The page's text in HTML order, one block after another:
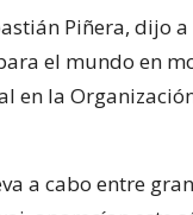
Piñera, dijo
el mundo en
en la
a cabo entre